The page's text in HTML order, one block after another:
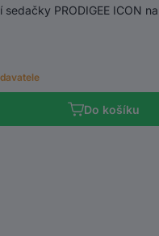
Do košíku
sedačky PRODIGEE ICON